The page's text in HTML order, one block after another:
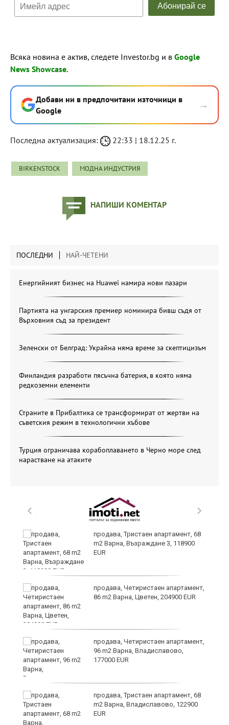
Всяка новина е актив, следете Investor.bg и в Google
News Showcase.
Добави ни в предпочитани източници в
Google
→
Последна актуализация: 22:33 | 18.12.25 г.
BIRKENSTOCK МОДНА ИНДУСТРИЯ
НАПИШИ КОМЕНТАР
ПОСЛЕДНИ НАЙ-ЧЕТЕНИ
Енергийният бизнес на Huawei намира нови пазари
Партията на унгарския премиер номинира бивш съдя от
Върховния съд за президент
Зеленски от Белград: Украйна няма време за скептицизъм
Финландия разработи пясъчна батерия, в която няма
редкоземни елементи
Страните в Прибалтика се трансформират от жертви на
съветския режим в технологични хъбове
Турция ограничава корабоплаването в Черно море след
нарастване на атаките
продава, Тристаен апартамент, 68
m2 Варна, Възраждане 3, 118900
EUR
продава, Четиристаен апартамент,
86 m2 Варна, Цветен, 204900 EUR
продава, Четиристаен апартамент,
96 m2 Варна, Владиславово,
177000 EUR
продава, Тристаен апартамент, 68
m2 Варна, Владиславово, 122900
EUR